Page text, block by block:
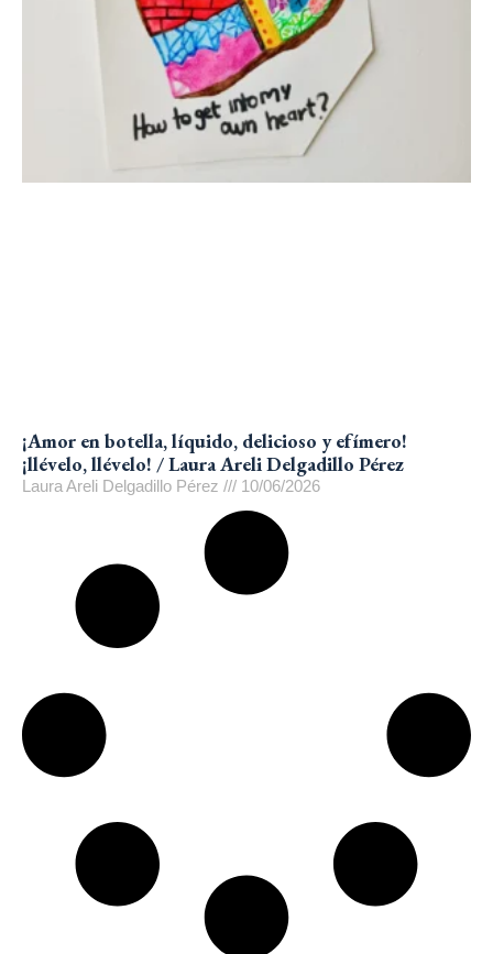
¡Amor en botella, líquido, delicioso y efímero!
¡llévelo, llévelo! / Laura Areli Delgadillo Pérez
Laura Areli Delgadillo Pérez 10/06/2026